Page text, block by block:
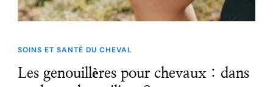
SOINS ET SANTÉ DU CHEVAL
Les genouillères pour chevaux : dans